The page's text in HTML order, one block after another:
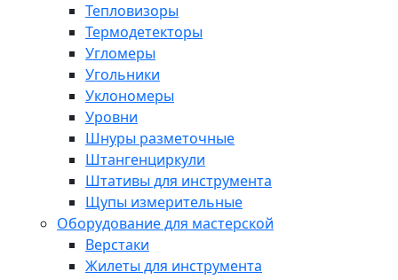
Тепловизоры
Термодетекторы
Угломеры
Угольники
Уклономеры
Уровни
Шнуры разметочные
Штангенциркули
Штативы для инструмента
Щупы измерительные
Оборудование для мастерской
Верстаки
Жилеты для инструмента